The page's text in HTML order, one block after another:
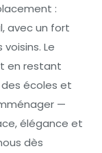
:
avec un fort
Le
en restant
écoles et
—
élégance et
dès